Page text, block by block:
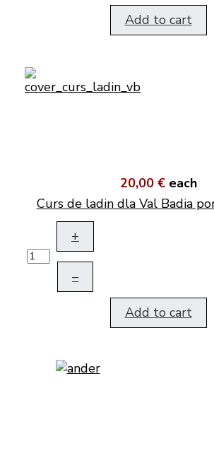
Add to cart
20,00 € each
Curs de ladin dla Val Badia
+
–
Add to cart